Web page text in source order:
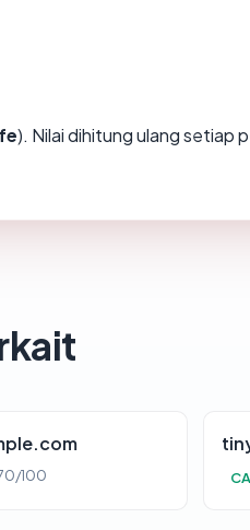
). Nilai dihitung ulang setiap
100 CA